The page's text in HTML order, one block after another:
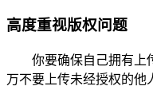
高度重视版权问题
你要确保自己拥有上
万不要上传未经授权的他